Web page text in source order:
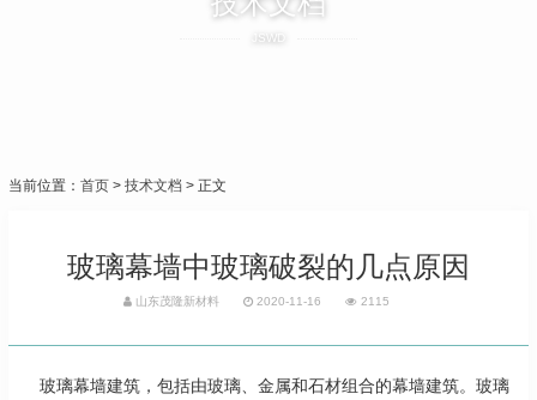
JSWD
当前位置： 首页 > 技术文档 > 正文
玻璃幕墙中玻璃破裂的几点原因
山东茂隆新材料 2020-11-16 2115
玻璃幕墙建筑，包括由玻璃、金属和石材组合的幕墙建筑。玻璃